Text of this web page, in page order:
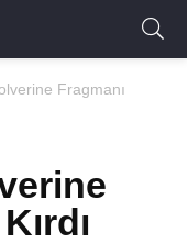
Fragmanı